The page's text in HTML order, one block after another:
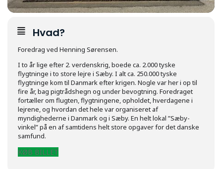
Hvad?
Foredrag ved Henning Sørensen.
I to år lige efter 2. verdenskrig, boede ca. 2.000 tyske
flygtninge i to store lejre i Sæby. I alt ca. 250.000 tyske
flygtninge kom til Danmark efter krigen. Nogle var her i op til
fire år, bag pigtrådshegn og under bevogtning. Foredraget
fortæller om flugten, flygtningene, opholdet, hverdagene i
lejrene, og hvordan det hele var organiseret af
myndighederne i Danmark og i Sæby. En helt lokal ”Sæby-
vinkel” på en af samtidens helt store opgaver for det danske
samfund.
KØB BILLET